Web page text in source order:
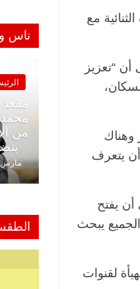
مع
“تعزيز
وهناك
أن يتعرف
يفتح
كان عاما صعبا للغاية والجميع يبحث
لقنوات
ناس
مقعد شاغر على
رمضان.. د.
اقتصادي في